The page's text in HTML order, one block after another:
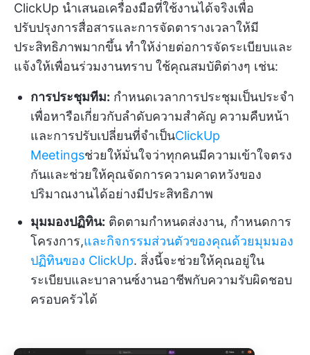
ClickUp นำเสนอเครื่องมือที่ใช้งานได้จริงเพื่อ
ปรับปรุงการสื่อสารและการจัดตารางเวลาให้มี
ประสิทธิภาพมากขึ้น ทำให้ง่ายต่อการจัดระเบียบและ
แจ้งให้เพื่อนร่วมงานทราบ ใช้คุณสมบัติต่างๆ เช่น:
การประชุมทีม: กำหนดเวลาการประชุมเป็นประจำ
เพื่อหารือเกี่ยวกับลำดับความสำคัญ ความคืบหน้า
และการปรับเปลี่ยนที่จำเป็นClickUp
Meetingsช่วยให้มั่นใจว่าทุกคนมีความเข้าใจตรง
กันและช่วยให้คุณจัดการความคาดหวังของ
ปริมาณงานได้อย่างมีประสิทธิภาพ
มุมมองปฏิทิน: ติดตามกำหนดส่งงาน, กำหนดการ
โครงการ,และกิจกรรมส่วนตัวของคุณด้วยมุมมอง
ปฏิทินของ ClickUp. สิ่งนี้จะช่วยให้คุณอยู่ใน
ระเบียบและบาลานซ์งานอาชีพกับความรับผิดชอบ
ครอบครัวได้